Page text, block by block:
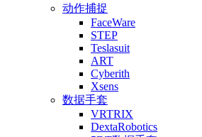
动作捕捉
FaceWare
STEP
Teslasuit
ART
Cyberith
Xsens
数据手套
VRTRIX
DextaRobotics